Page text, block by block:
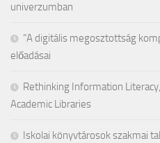
univerzumban
“A digitális megosztottság
előadásai
Rethinking Information
Academic Libraries
Iskolai könyvtárosok szakmai